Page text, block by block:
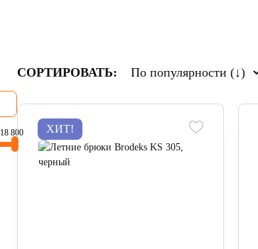
18 800
СОРТИРОВАТЬ:
ХИТ!